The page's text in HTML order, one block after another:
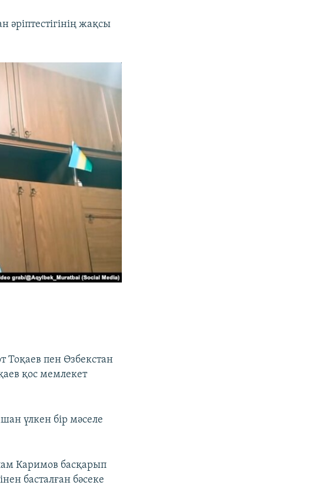
жақсы
пен Өзбекстан
қос мемлекет
үлкен бір мәселе
Каримов басқарып
басталған бәсеке